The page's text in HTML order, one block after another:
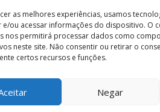
as melhores experiências, usamos
e/ou acessar informações do dispositivo. O
nos permitirá processar dados como
neste site. Não consentir ou retirar o
certos recursos e funções.
Negar